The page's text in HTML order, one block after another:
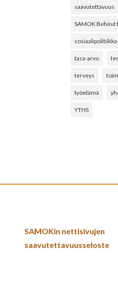
saavutettavuus
SAMOK Behind
sosiaalipolitiikka
tasa-arvo
terveys
työelämä
YTHS
SAMOKin nettisivujen
saavutettavuusseloste